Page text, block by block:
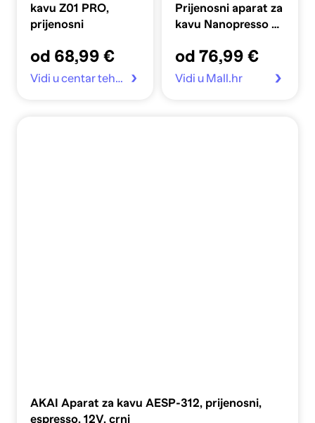
kavu Z01 PRO,
prijenosni
od 68,99 €
Vidi u centar tehnike
Prijenosni aparat za
kavu Nanopresso s
kavu
od 76,99 €
Vidi u Mall.hr
AKAI Aparat za kavu AESP-312, prijenosni,
espresso, 12V, crni